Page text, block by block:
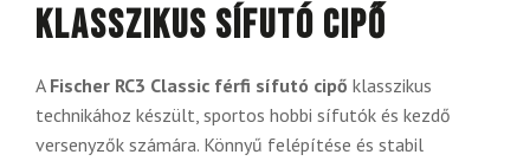
klasszikus sífutó cipő
A Fischer RC3 Classic férfi sífutó cipő klasszikus
technikához készült, sportos hobbi sífutók és kezdő
versenyzők számára. Könnyű felépítése és stabil